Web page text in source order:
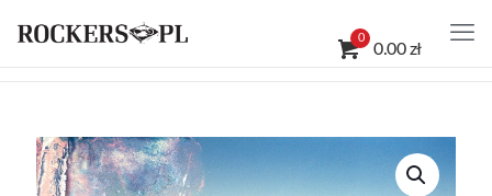
0
0.00 zł